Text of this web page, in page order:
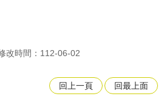
改時間：112-06-02
回上一頁 回最上面